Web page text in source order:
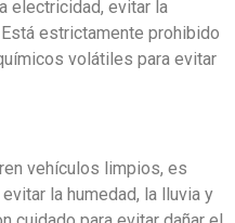
electricidad, evitar la
estrictamente prohibido
volátiles para evitar
vehículos limpios, es
la humedad, la lluvia y